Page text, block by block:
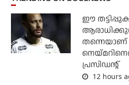
ഈ
തന്നെയാണ്
പ്രസിഡന്റ്
12 hours